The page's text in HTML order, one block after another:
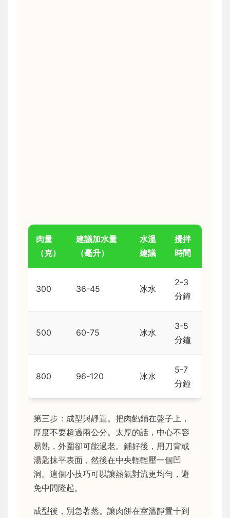
肉量
（克）
建議加水量
（毫升）
水溫
建議
攪拌
時間
300 36-45 冰水
2-3
分鐘
500 60-75 冰水
3-5
分鐘
800 96-120 冰水
5-7
分鐘
第三步：成型與靜置。把肉餡鋪在盤子上，
厚度不要超過兩公分。太厚的話，中心不容
易熟，外圍卻可能過老。鋪好後，用刀背或
湯匙抹平表面，然後在中央輕輕壓一個凹
洞。這個小技巧可以讓熱氣對流更均勻，避
免中間隆起。
成型後，別急著蒸。讓肉餅在室溫靜置十到